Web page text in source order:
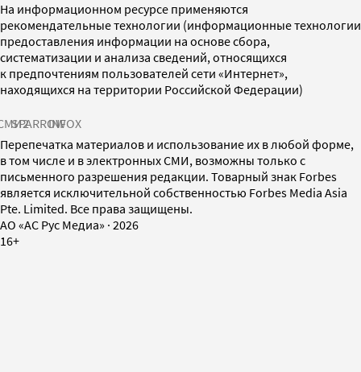
На информационном ресурсе применяются
рекомендательные технологии (информационные технологии
предоставления информации на основе сбора,
систематизации и анализа сведений, относящихся
к предпочтениям пользователей сети «Интернет»,
находящихся на территории Российской Федерации)
SPARROWINFOX
Перепечатка материалов и использование их в любой форме,
в том числе и в электронных СМИ, возможны только с
письменного разрешения редакции. Товарный знак Forbes
является исключительной собственностью Forbes Media Asia
Pte. Limited. Все права защищены.
AO «АС Рус Медиа» · 2026
16+